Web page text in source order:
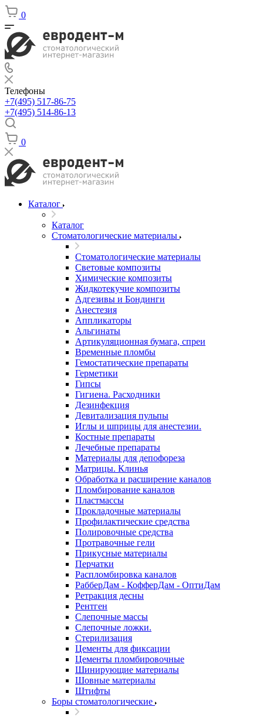
0
Телефоны
+7(495) 517-86-75
+7(495) 514-86-13
0
Каталог
Каталог
Стоматологические материалы
Стоматологические материалы
Световые композиты
Химические композиты
Жидкотекучие композиты
Адгезивы и Бондинги
Анестезия
Аппликаторы
Альгинаты
Артикуляционная бумага, спреи
Временные пломбы
Гемостатические препараты
Герметики
Гипсы
Гигиена. Расходники
Дезинфекция
Девитализация пульпы
Иглы и шприцы для анестезии.
Костные препараты
Лечебные препараты
Материалы для депофореза
Матрицы. Клинья
Обработка и расширение каналов
Пломбирование каналов
Пластмассы
Прокладочные материалы
Профилактические средства
Полировочные средства
Протравочные гели
Прикусные материалы
Перчатки
Распломбировка каналов
РабберДам - КофферДам - ОптиДам
Ретракция десны
Рентген
Слепочные массы
Слепочные ложки.
Стерилизация
Цементы для фиксации
Цементы пломбировочные
Шинирующие материалы
Шовные материалы
Штифты
Боры стоматологические